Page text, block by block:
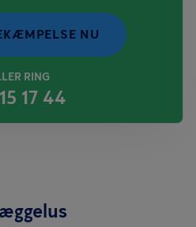
NU
RING
17 44